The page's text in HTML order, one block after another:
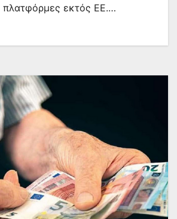
πλατφόρμες εκτός ΕΕ.…